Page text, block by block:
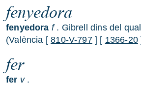
fenyedora
fenyedora f. Gibrell dins del
(València [810-V-797] [ 1366-20
fer
fer v.